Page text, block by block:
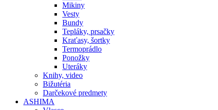
Mikiny
Vesty
Bundy
Tepláky, prsačky
Kraťasy, šortky
Termoprádlo
Ponožky
Uteráky
Knihy, video
Bižutéria
Darčekové predmety
ASHIMA